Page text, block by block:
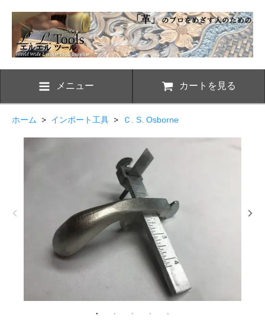
メニュー カートを見る
ホーム > インポート工具 > Ｃ. S. Osborne